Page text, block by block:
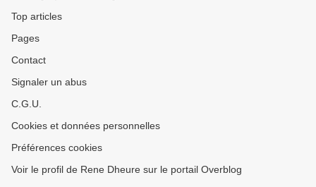
Top articles
Pages
Contact
Signaler un abus
C.G.U.
Cookies et données personnelles
Préférences cookies
Voir le profil de Rene Dheure sur le portail Overblog